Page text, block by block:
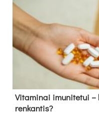
Vitaminai imunitetui
renkantis?